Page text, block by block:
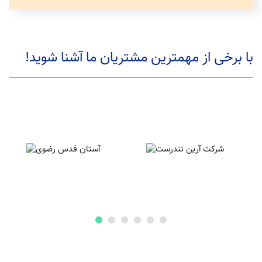
با برخی از مهمترین مشتریان ما آشنا شوید!